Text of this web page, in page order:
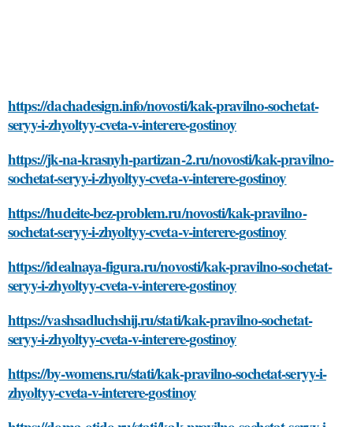
https://dachadesign.info/novosti/kak-pravilno-sochetat-
seryy-i-zhyoltyy-cveta-v-interere-gostinoy
https://jk-na-krasnyh-partizan-2.ru/novosti/kak-pravilno-
sochetat-seryy-i-zhyoltyy-cveta-v-interere-gostinoy
https://hudeite-bez-problem.ru/novosti/kak-pravilno-
sochetat-seryy-i-zhyoltyy-cveta-v-interere-gostinoy
https://idealnaya-figura.ru/novosti/kak-pravilno-sochetat-
seryy-i-zhyoltyy-cveta-v-interere-gostinoy
https://vashsadluchshij.ru/stati/kak-pravilno-sochetat-
seryy-i-zhyoltyy-cveta-v-interere-gostinoy
https://by-womens.ru/stati/kak-pravilno-sochetat-seryy-i-
zhyoltyy-cveta-v-interere-gostinoy